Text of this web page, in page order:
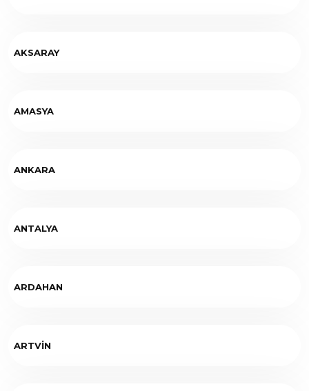
AKSARAY
AMASYA
ANKARA
ANTALYA
ARDAHAN
ARTVİN